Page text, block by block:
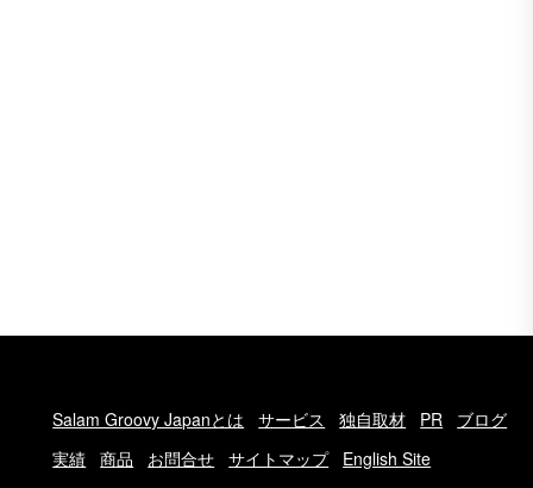
Salam Groovy Japanとは サービス 独自取材 PR
ブログ
実績
商品 お問合せ サイトマップ English Site